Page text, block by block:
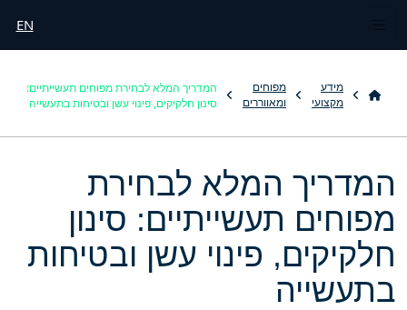
EN
מידע
מקצועי
מפוחים
ומאווררים
המדריך המלא לבחירת מפוחים תעשייתיים:
סינון חלקיקים, פינוי עשן ובטיחות בתעשייה
המדריך המלא לבחירת
מפוחים תעשייתיים: סינון
חלקיקים, פינוי עשן ובטיחות
בתעשייה